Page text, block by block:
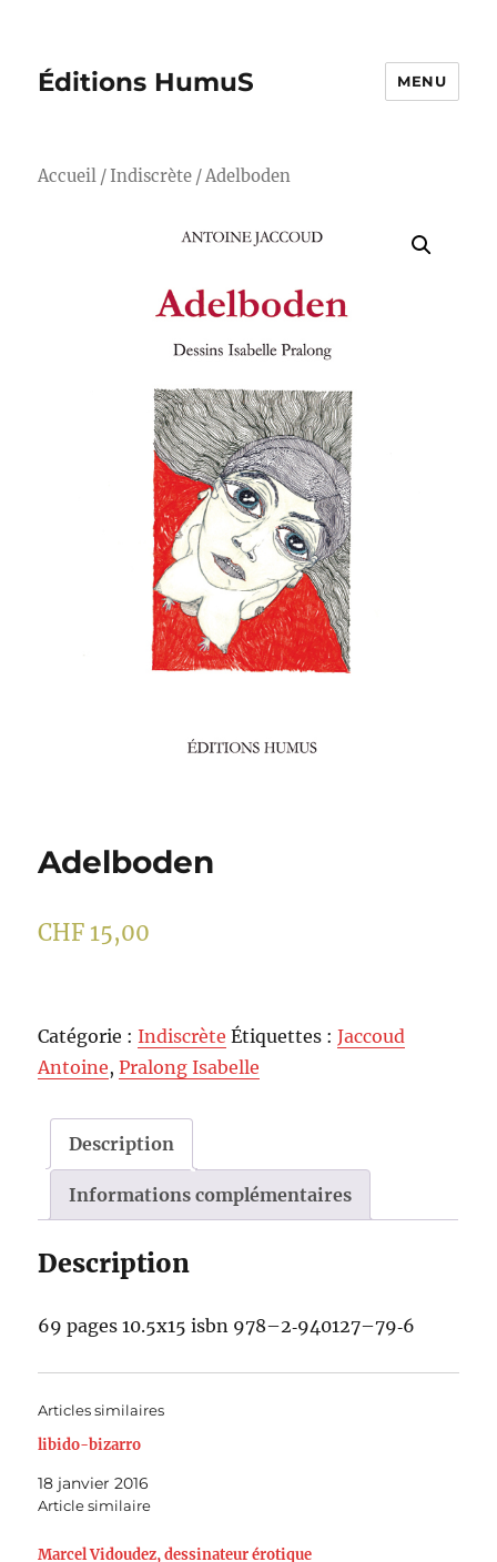
Éditions HumuS MENU
Accueil /Indiscrète / Adelboden
Adelboden
CHF 15,00
Catégorie :Indiscrète Étiquettes :Jaccoud
Antoine,Pralong Isabelle
Description
Informations complémentaires
Description
69 pages 10.5x15 isbn 978–2‑940127–79‑6
Articles similaires
libido-bizarro
18 janvier 2016
Article similaire
Marcel Vidoudez, dessinateur érotique